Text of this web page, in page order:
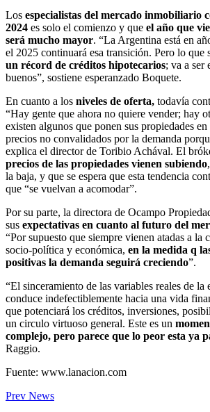
Los especialistas del mercado inmobiliario
2024 es solo el comienzo y que el año que
será mucho mayor. “La Argentina está en
el 2025 continuará esa transición. Pero lo que
un récord de créditos hipotecarios; va a ser
buenos”, sostiene esperanzado Boquete.
En cuanto a los niveles de oferta, todavía
“Hay gente que ahora no quiere vender; hay
existen algunos que ponen sus propiedades
precios no convalidados por la demanda
explica el director de Toribio Achával. El
precios de las propiedades vienen subiendo
la baja, y que se espera que esta tendencia
que “se vuelvan a acomodar”.
Por su parte, la directora de Ocampo
sus expectativas en cuanto al futuro del
“Por supuesto que siempre vienen atadas a la
socio-política y económica, en la medida q
positivas la demanda seguirá creciendo”.
“El sinceramiento de las variables reales de la
conduce indefectiblemente hacia una vida
que potenciará los créditos, inversiones,
un circulo virtuoso general. Este es un
complejo, pero parece que lo peor esta ya
Raggio.
Fuente: www.lanacion.com
Prev News